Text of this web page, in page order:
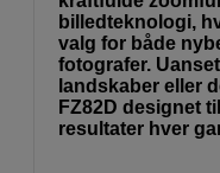
billedteknologi,
valg for både
fotografer.
landskaber eller
FZ82D designet
resultater hver